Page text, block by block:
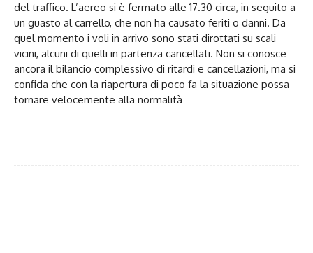
del traffico. L’aereo si è fermato alle 17.30 circa, in seguito a
un guasto al carrello, che non ha causato feriti o danni. Da
quel momento i voli in arrivo sono stati dirottati su scali
vicini, alcuni di quelli in partenza cancellati. Non si conosce
ancora il bilancio complessivo di ritardi e cancellazioni, ma si
confida che con la riapertura di poco fa la situazione possa
tornare velocemente alla normalità